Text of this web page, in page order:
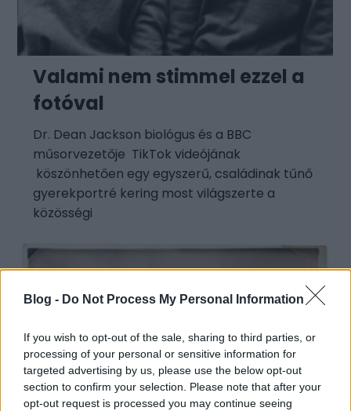
Blog - Do Not Process My Personal Information
If you wish to opt-out of the sale, sharing to third parties, or
processing of your personal or sensitive information for
targeted advertising by us, please use the below opt-out
section to confirm your selection. Please note that after your
opt-out request is processed you may continue seeing
Valami nem stimmel ezzel a
fotóval
Dr. Dean Jackson biológus és a BBC
műsorvezetője TikTok videójának
köszönhetően egy egyszerű, családinak tűnő
gyerekportré kering most világszerte a
közösségi